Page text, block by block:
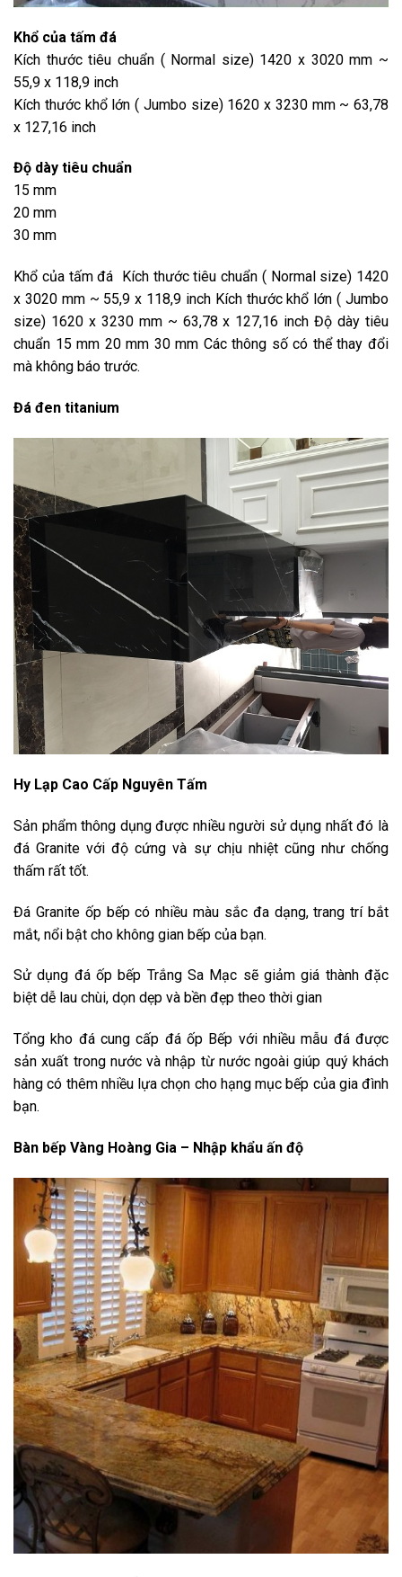
Khổ của tấm đá
Kích thước tiêu chuẩn ( Normal size) 1420 x 3020 mm ~
55,9 x 118,9 inch
Kích thước khổ lớn ( Jumbo size) 1620 x 3230 mm ~ 63,78
x 127,16 inch
Độ dày tiêu chuẩn
15 mm
20 mm
30 mm
Khổ của tấm đá Kích thước tiêu chuẩn ( Normal size) 1420
x 3020 mm ~ 55,9 x 118,9 inch Kích thước khổ lớn ( Jumbo
size) 1620 x 3230 mm ~ 63,78 x 127,16 inch Độ dày tiêu
chuẩn 15 mm 20 mm 30 mm Các thông số có thể thay đổi
mà không báo trước.
Đá đen titanium
Hy Lạp Cao Cấp Nguyên Tấm
Sản phẩm thông dụng được nhiều người sử dụng nhất đó là
đá Granite với độ cứng và sự chịu nhiệt cũng như chống
thấm rất tốt.
Đá Granite ốp bếp có nhiều màu sắc đa dạng, trang trí bắt
mắt, nổi bật cho không gian bếp của bạn.
Sử dụng đá ốp bếp Trắng Sa Mạc sẽ giảm giá thành đặc
biệt dễ lau chùi, dọn dẹp và bền đẹp theo thời gian
Tổng kho đá cung cấp đá ốp Bếp với nhiều mẫu đá được
sản xuất trong nước và nhập từ nước ngoài giúp quý khách
hàng có thêm nhiều lựa chọn cho hạng mục bếp của gia đình
bạn.
Bàn bếp Vàng Hoàng Gia – Nhập khẩu ấn độ